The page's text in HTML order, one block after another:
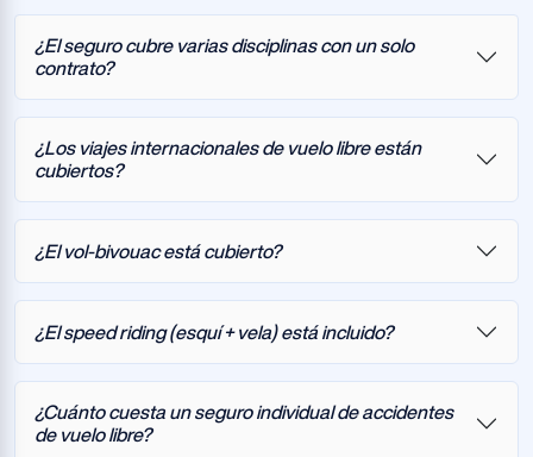
¿El seguro cubre varias disciplinas con un solo
contrato?
¿Los viajes internacionales de vuelo libre están
cubiertos?
¿El vol-bivouac está cubierto?
¿El speed riding (esquí + vela) está incluido?
¿Cuánto cuesta un seguro individual de accidentes
de vuelo libre?